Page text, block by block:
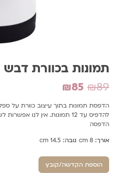
תמונות בכוורת
₪89
המחיר
המקורי
היה:
₪89.
₪85
המחיר
הנוכחי
הוא:
₪85.
הדפסת תמונות בתוך עיצוב כוורת על
להדפיס עד 12 תמונות. אין לנו
הדפסה
אורך: 8 cm גובה: 14.5 cm
הוספת הקדשה/קובץ